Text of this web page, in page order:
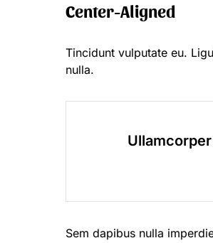
Center-Aligned
Tincidunt vulputate eu.
nulla.
Sem dapibus nulla